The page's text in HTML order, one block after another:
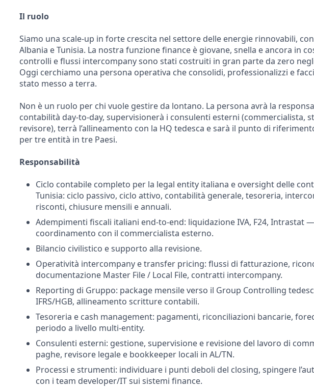
Il ruolo
Siamo una scale-up in forte crescita nel settore delle energie rinnovabili,
Albania e Tunisia. La nostra funzione finance è giovane, snella e ancora in
controlli e flussi intercompany sono stati costruiti in gran parte da zero
Oggi cerchiamo una persona operativa che consolidi, professionalizzi e
stato messo a terra.
Non è un ruolo per chi vuole gestire da lontano. La persona avrà la
contabilità day-to-day, supervisionerà i consulenti esterni (commercialista,
revisore), terrà l’allineamento con la HQ tedesca e sarà il punto di
per tre entità in tre Paesi.
Responsabilità
Ciclo contabile completo per la legal entity italiana e oversight delle
Tunisia: ciclo passivo, ciclo attivo, contabilità generale, tesoreria,
risconti, chiusure mensili e annuali.
Adempimenti fiscali italiani end-to-end: liquidazione IVA, F24, Intrastat
coordinamento con il commercialista esterno.
Bilancio civilistico e supporto alla revisione.
Operatività intercompany e transfer pricing: flussi di fatturazione,
documentazione Master File / Local File, contratti intercompany.
Reporting di Gruppo: package mensile verso il Group Controlling
IFRS/HGB, allineamento scritture contabili.
Tesoreria e cash management: pagamenti, riconciliazioni bancarie,
periodo a livello multi-entity.
Consulenti esterni: gestione, supervisione e revisione del lavoro di
paghe, revisore legale e bookkeeper locali in AL/TN.
Processi e strumenti: individuare i punti deboli del closing, spingere
con i team developer/IT sui sistemi finance.